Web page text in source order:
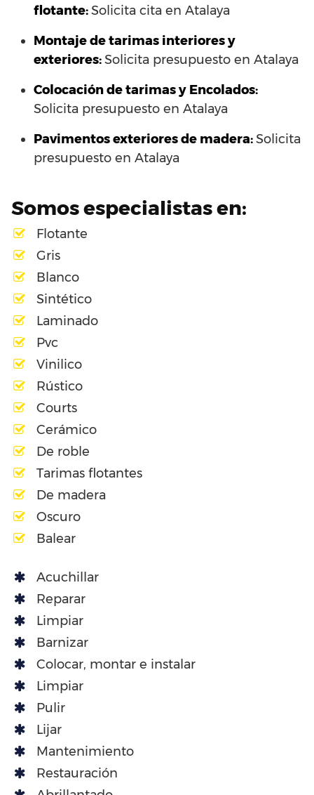
flotante:Solicita cita en Atalaya
Montaje de tarimas interiores y
exteriores:Solicita presupuesto en Atalaya
Colocación de tarimas y Encolados:
Solicita presupuesto en Atalaya
Pavimentos exteriores de madera:Solicita
presupuesto en Atalaya
Somos especialistas en:
Flotante
Gris
Blanco
Sintético
Laminado
Pvc
Vinilico
Rústico
Courts
Cerámico
De roble
Tarimas flotantes
De madera
Oscuro
Balear
Acuchillar
Reparar
Limpiar
Barnizar
Colocar, montar e instalar
Limpiar
Pulir
Lijar
Mantenimiento
Restauración